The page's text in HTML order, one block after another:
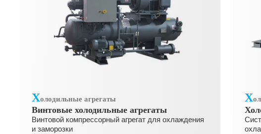
Холодильные агрегаты
Винтовые холодильные агрегаты
Винтовой компрессорный агрегат для охлаждения
и заморозки
Х